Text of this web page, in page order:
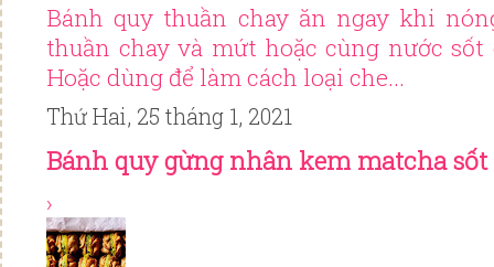
Bánh quy thuần chay ăn ngay khi
thuần chay và mứt hoặc cùng nước sốt
Hoặc dùng để làm cách loại che...
Thứ Hai, 25 tháng 1, 2021
Bánh quy gừng nhân kem matcha
›